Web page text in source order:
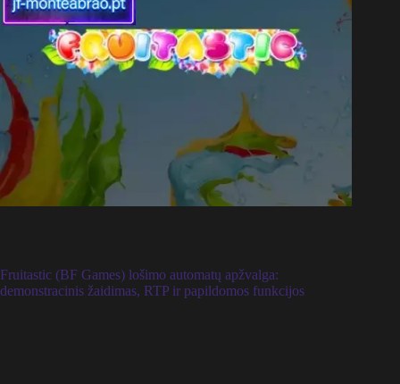
Fruitastic (BF Games) lošimo automatų apžvalga:
demonstracinis žaidimas, RTP ir papildomos funkcijos